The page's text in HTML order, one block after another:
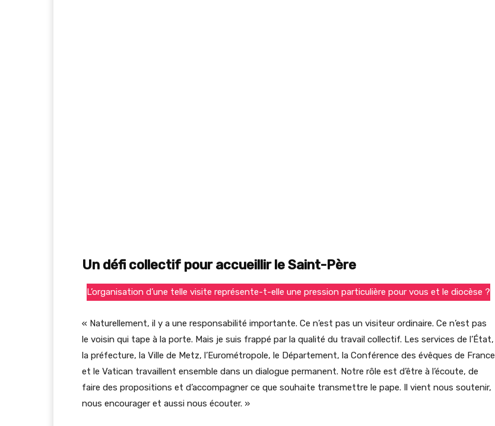
Un défi collectif pour accueillir le Saint-Père
L’organisation d’une telle visite représente-t-elle une pression particulière pour vous et le diocèse ?
« Naturellement, il y a une responsabilité importante. Ce n’est pas un visiteur ordinaire. Ce n’est pas
le voisin qui tape à la porte. Mais je suis frappé par la qualité du travail collectif. Les services de l’État,
la préfecture, la Ville de Metz, l’Eurométropole, le Département, la Conférence des évêques de France
et le Vatican travaillent ensemble dans un dialogue permanent. Notre rôle est d’être à l’écoute, de
faire des propositions et d’accompagner ce que souhaite transmettre le pape. Il vient nous soutenir,
nous encourager et aussi nous écouter. »